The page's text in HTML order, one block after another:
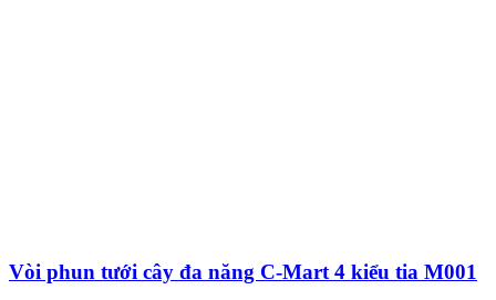
Vòi phun tưới cây đa năng C-Mart 4 kiểu tia M001